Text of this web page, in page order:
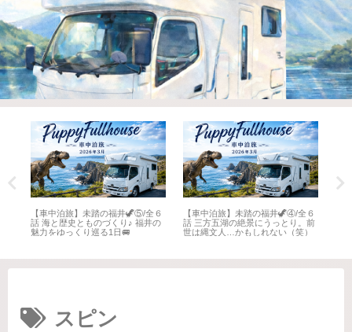
【車中泊旅】未踏の福井🦖⑤/全６
話 海と歴史とものづくり♪ 福井の
魅力をゆっくり巡る1日🚐
【車中泊旅】未踏の福井🦖④/全６
話 三方五湖の絶景にうっとり。前
世は縄文人…かもしれない（笑）
スピン